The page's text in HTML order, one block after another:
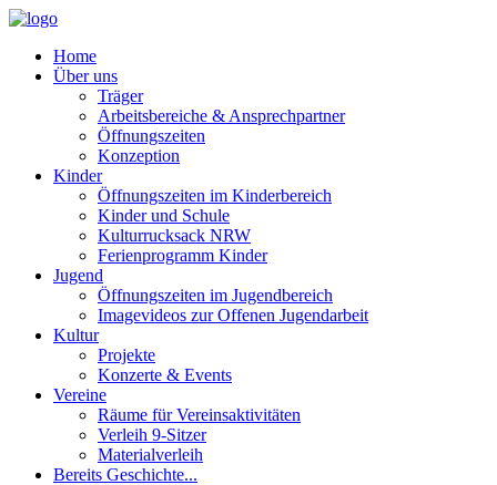
Home
Über uns
Träger
Arbeitsbereiche & Ansprechpartner
Öffnungszeiten
Konzeption
Kinder
Öffnungszeiten im Kinderbereich
Kinder und Schule
Kulturrucksack NRW
Ferienprogramm Kinder
Jugend
Öffnungszeiten im Jugendbereich
Imagevideos zur Offenen Jugendarbeit
Kultur
Projekte
Konzerte & Events
Vereine
Räume für Vereinsaktivitäten
Verleih 9-Sitzer
Materialverleih
Bereits Geschichte...